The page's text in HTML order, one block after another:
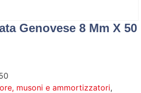
Genovese 8 Mm X 50
musoni e ammortizzatori,